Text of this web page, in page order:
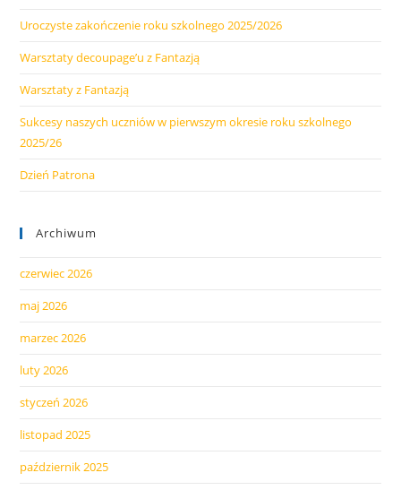
Uroczyste zakończenie roku szkolnego 2025/2026
Warsztaty decoupage’u z Fantazją
Warsztaty z Fantazją
Sukcesy naszych uczniów w pierwszym okresie roku szkolnego
2025/26
Dzień Patrona
Archiwum
czerwiec 2026
maj 2026
marzec 2026
luty 2026
styczeń 2026
listopad 2025
październik 2025